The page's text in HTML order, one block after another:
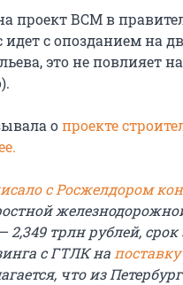
проект ВСМ в
идет с опозданием на
это не повлияет
опроекте
с Росжелдором
трлн рублей,
с ГТЛК на поставку
что из